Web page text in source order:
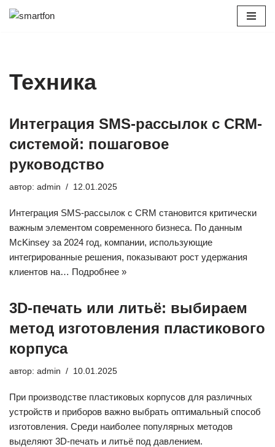
Техника
Интеграция SMS-рассылок с CRM-
системой: пошаговое
руководство
автор: admin 12.01.2025
Интеграция SMS-рассылок с CRM становится критически
важным элементом современного бизнеса. По данным
McKinsey за 2024 год, компании, использующие
интегрированные решения, показывают рост удержания
клиентов на… Подробнее »
3D-печать или литьё: выбираем
метод изготовления пластикового
корпуса
автор: admin 10.01.2025
При производстве пластиковых корпусов для различных
устройств и приборов важно выбрать оптимальный способ
изготовления. Среди наиболее популярных методов
выделяют 3D-печать и литьё под давлением.